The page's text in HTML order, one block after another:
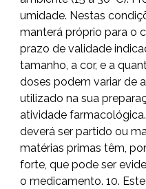
umidade. Nestas
manterá próprio para o
prazo de validade
tamanho, a cor, e a
doses podem variar de
utilizado na sua
atividade
deverá ser partido ou
matérias primas têm,
forte, que pode ser
o medicamento. 10.